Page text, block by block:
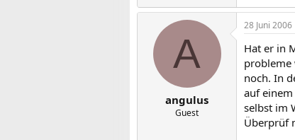
A
angulus
Guest
28 Juni 2006
Hat er in
probleme
noch. In
auf
selbst im
Überprüf